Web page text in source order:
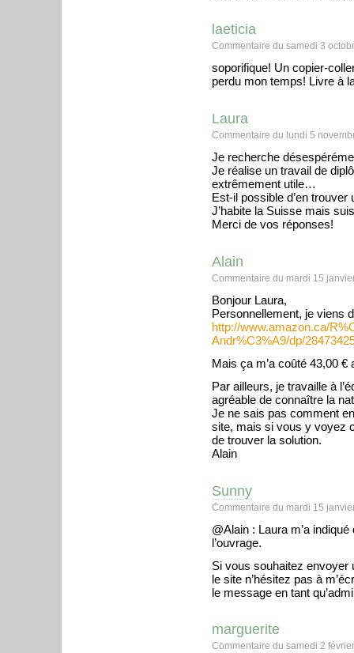
laeticia
Commentaire du samedi 3
soporifique! Un copier-
perdu mon temps! Livre à
Laura
Commentaire du lundi 5
Je recherche
Je réalise un travail de
extrêmement utile…
Est-il possible d’en
J’habite la Suisse mais
Merci de vos réponses!
Alain
Commentaire du mardi 15
Bonjour Laura,
Personnellement, je viens
http://www.amazon.ca/
Andr%C3%A9/dp/
Mais ça m’a coûté 43,00 €
Par ailleurs, je travaille à
agréable de connaître la
Je ne sais pas comment
site, mais si vous y voyez
de trouver la solution.
Alain
Sunny
Commentaire du mardi 15
@Alain : Laura m’a
l’ouvrage.
Si vous souhaitez envoyer
le site n’hésitez pas à
le message en tant
marguerite
Commentaire du samedi 2